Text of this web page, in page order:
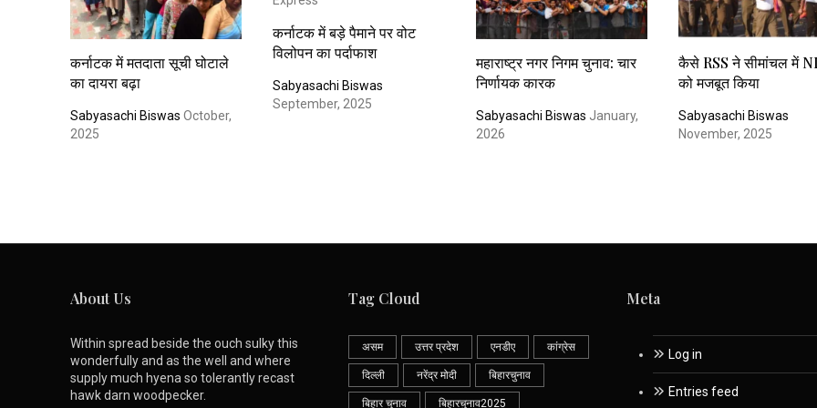
कर्नाटक में मतदाता सूची घोटाले
का दायरा बढ़ा
Sabyasachi Biswas October,
2025
कर्नाटक में बड़े पैमाने पर वोट
विलोपन का पर्दाफाश
Sabyasachi Biswas
September, 2025
महाराष्ट्र नगर निगम चुनाव: चार
निर्णायक कारक
Sabyasachi Biswas January,
2026
कैसे RSS ने सीमांचल में
को मजबूत किया
Sabyasachi Biswas
November, 2025
About Us
Within spread beside the ouch sulky this
wonderfully and as the well and where
supply much hyena so tolerantly recast
hawk darn woodpecker.
Tag Cloud
असम उत्तर प्रदेश एनडीए कांग्रेस
दिल्ली नरेंद्र मोदी बिहारचुनाव
बिहार चुनाव बिहारचुनाव2025
Meta
Log in
Entries feed